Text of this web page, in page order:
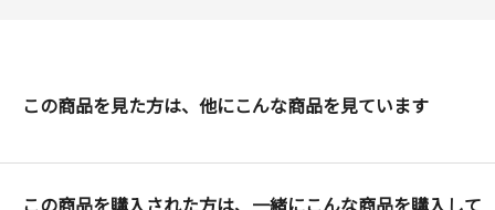
この商品を見た方は、他にこんな商品を見ています
この商品を購入された方は、一緒にこんな商品を購入して